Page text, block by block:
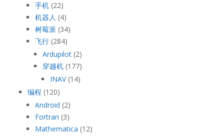
手机 (22)
机器人 (4)
树莓派 (34)
飞行 (284)
Ardupilot (2)
穿越机 (177)
INAV(14)
编程 (120)
Android (2)
Fortran (3)
Mathematica (12)